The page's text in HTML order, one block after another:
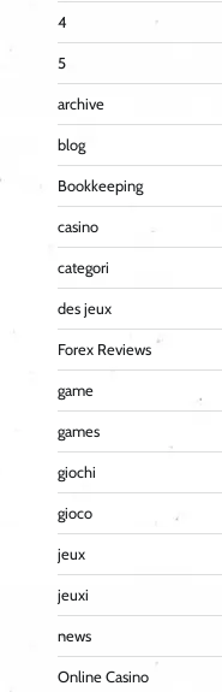
4
5
archive
blog
Bookkeeping
casino
categori
des jeux
Forex Reviews
game
games
giochi
gioco
jeux
jeuxi
news
Online Casino